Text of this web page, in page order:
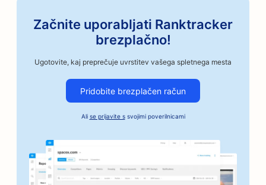
SEO za avtomehanične delavnice
SEO za avtoličarske salone
SEO za avtomobilska podjetja
SEO za pekarne
SEO za frizerske salone
Začnite uporabljati Ranktracker
brezplačno!
Ugotovite, kaj preprečuje uvrstitev vašega spletnega mesta
Pridobite brezplačen račun
Ali se prijavite ssvojimi poverilnicami